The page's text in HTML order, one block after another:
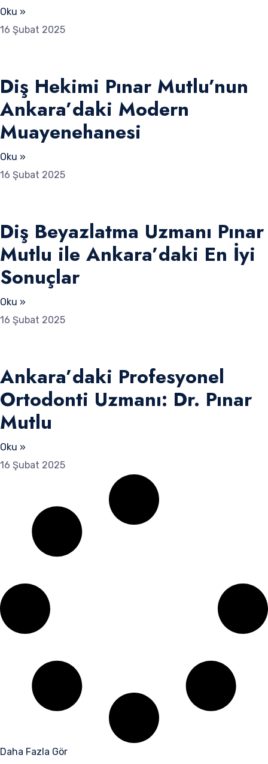
Oku »
16 Şubat 2025
Diş Hekimi Pınar Mutlu’nun
Ankara’daki Modern
Muayenehanesi
Oku »
16 Şubat 2025
Diş Beyazlatma Uzmanı Pınar
Mutlu ile Ankara’daki En İyi
Sonuçlar
Oku »
16 Şubat 2025
Ankara’daki Profesyonel
Ortodonti Uzmanı: Dr. Pınar
Mutlu
Oku »
16 Şubat 2025
Daha Fazla Gör